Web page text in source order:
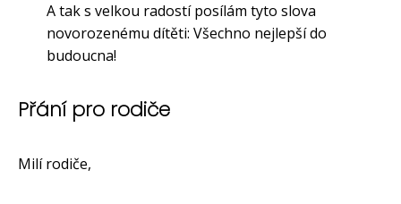
A tak s velkou radostí posílám tyto slova
novorozenému dítěti: Všechno nejlepší do
budoucna!
Přání pro rodiče
Milí rodiče,